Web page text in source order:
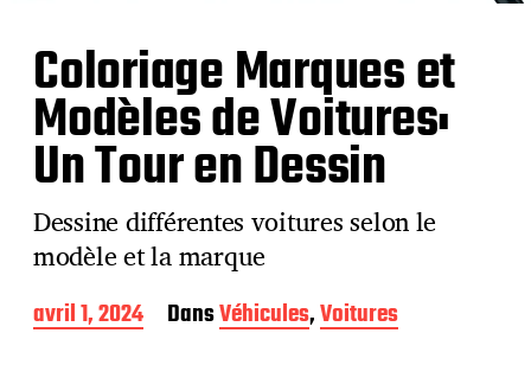
Coloriage Marques et
Modèles de Voitures:
Un Tour en Dessin
Dessine différentes voitures selon le
modèle et la marque
D
a
avril 1, 2024 DansVéhicules,Voitures